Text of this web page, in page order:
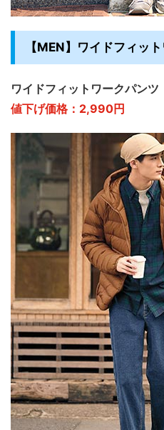
【MEN】ワイドフィッ
ワイドフィットワークパンツ
値下げ価格：2,990円